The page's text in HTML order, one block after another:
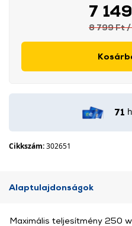
7
8 799 Ft/
71
Cikkszám:302651
Alaptulajdonságok
Maximális teljesítmény 250